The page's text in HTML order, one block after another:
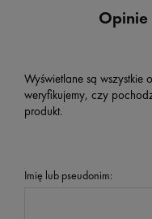
Wyświetlane są
weryfikujemy, czy
produkt.
Imię lub pseudonim: